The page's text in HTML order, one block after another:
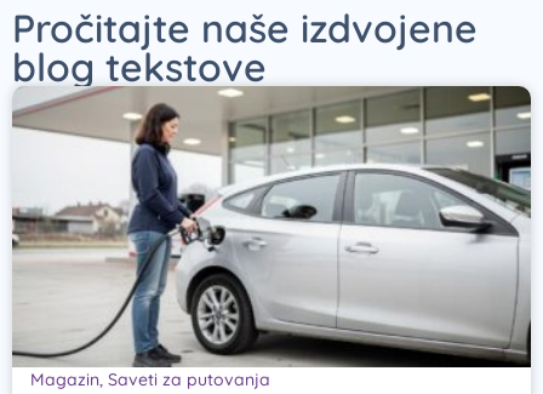
Pročitajte naše izdvojene
blog tekstove
Magazin, Saveti za putovanja